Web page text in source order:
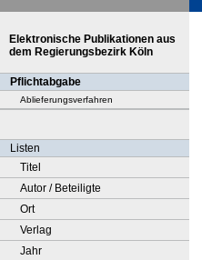
Elektronische Publikationen aus
dem Regierungsbezirk Köln
Pflichtabgabe
Ablieferungsverfahren
Listen
Titel
Autor / Beteiligte
Ort
Verlag
Jahr